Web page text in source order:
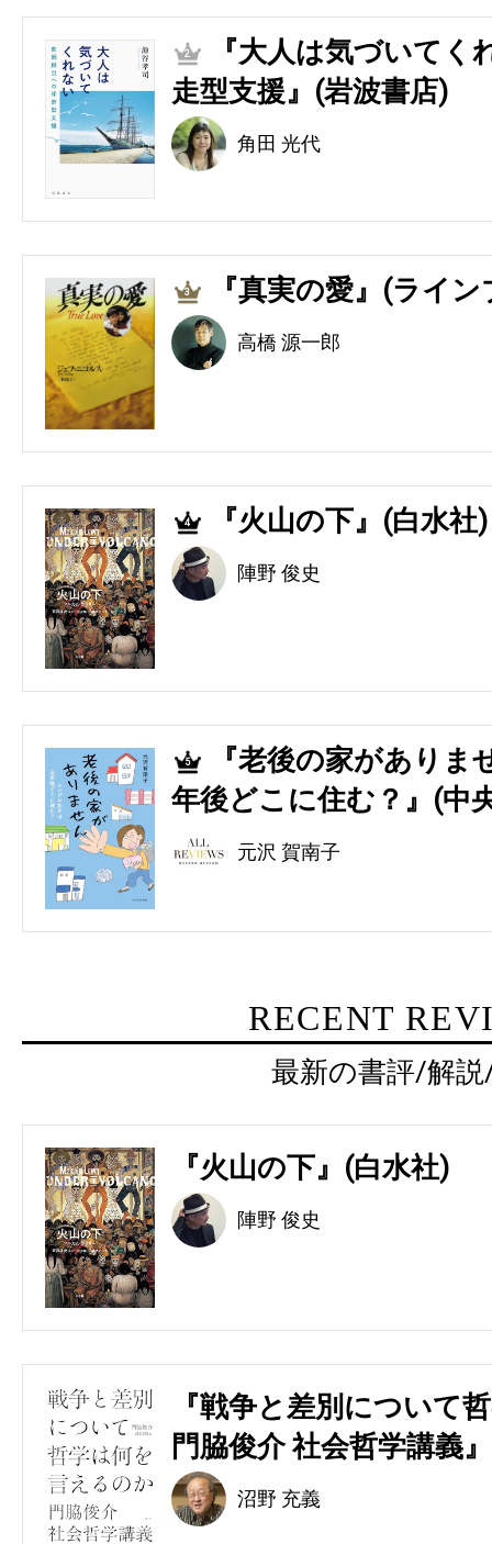
2
『大人は気づいてく
走型支援』(岩波書店)
角田 光代
3 『真実の愛』(ライ
高橋 源一郎
4 『火山の下』(白水社)
陣野 俊史
5
『老後の家があり
年後どこに住む？』(中
元沢 賀南子
RECENT
最新の書評/解
『火山の下』(白水社)
陣野 俊史
『戦争と差別について
門脇俊介 社会哲学講義
沼野 充義